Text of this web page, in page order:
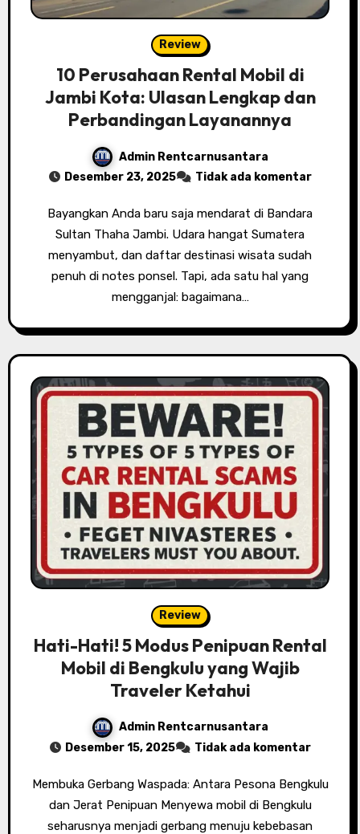
Review
10 Perusahaan Rental Mobil di
Jambi Kota: Ulasan Lengkap dan
Perbandingan Layanannya
Admin Rentcarnusantara
Desember 23, 2025
Tidak ada komentar
Bayangkan Anda baru saja mendarat di Bandara
Sultan Thaha Jambi. Udara hangat Sumatera
menyambut, dan daftar destinasi wisata sudah
penuh di notes ponsel. Tapi, ada satu hal yang
mengganjal: bagaimana…
Review
Hati-Hati! 5 Modus Penipuan Rental
Mobil di Bengkulu yang Wajib
Traveler Ketahui
Admin Rentcarnusantara
Desember 15, 2025
Tidak ada komentar
Membuka Gerbang Waspada: Antara Pesona Bengkulu
dan Jerat Penipuan Menyewa mobil di Bengkulu
seharusnya menjadi gerbang menuju kebebasan